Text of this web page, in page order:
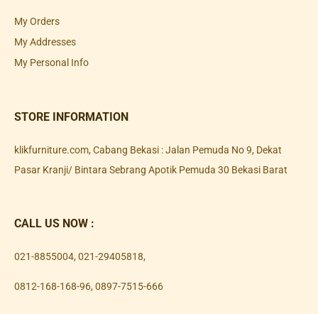
My Orders
My Addresses
My Personal Info
STORE INFORMATION
klikfurniture.com, Cabang Bekasi : Jalan Pemuda No 9, Dekat
Pasar Kranji/ Bintara Sebrang Apotik Pemuda 30 Bekasi Barat
CALL US NOW :
021-8855004, 021-29405818,
0812-168-168-96, 0897-7515-666